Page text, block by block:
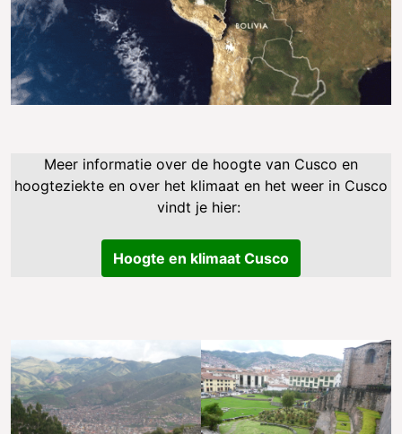
Meer informatie over de hoogte van Cusco en
hoogteziekte en over het klimaat en het weer in Cusco
vindt je hier:
Hoogte en klimaat Cusco